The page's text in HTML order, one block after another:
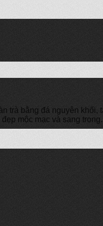
trà bằng đá nguyên
mộc mạc và sang trọng.